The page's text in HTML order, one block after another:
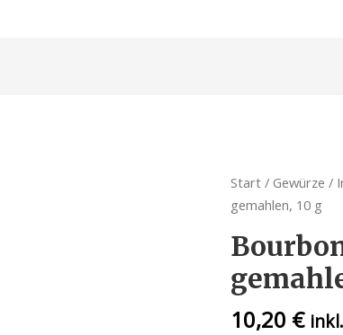
Start / Gewürze /
gemahlen, 10 g
10,20 €